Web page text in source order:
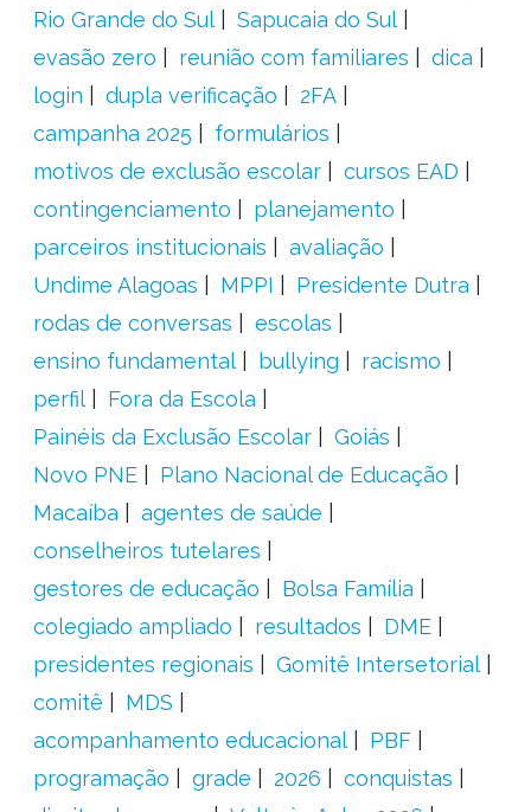
Rio Grande do Sul
Sapucaia do Sul
evasão zero
reunião com familiares
dica
login
dupla verificação
2FA
campanha 2025
formulários
motivos de exclusão escolar
cursos EAD
contingenciamento
planejamento
parceiros institucionais
avaliação
Undime Alagoas
MPPI
Presidente Dutra
rodas de conversas
escolas
ensino fundamental
bullying
racismo
perfil
Fora da Escola
Painéis da Exclusão Escolar
Goiás
Novo PNE
Plano Nacional de Educação
Macaíba
agentes de saúde
conselheiros tutelares
gestores de educação
Bolsa Família
colegiado ampliado
resultados
DME
presidentes regionais
Gomitê Intersetorial
comitê
MDS
acompanhamento educacional
PBF
programação
grade 2026
conquistas